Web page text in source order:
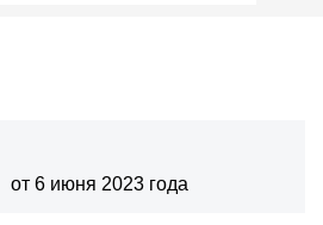
от 6 июня 2023 года